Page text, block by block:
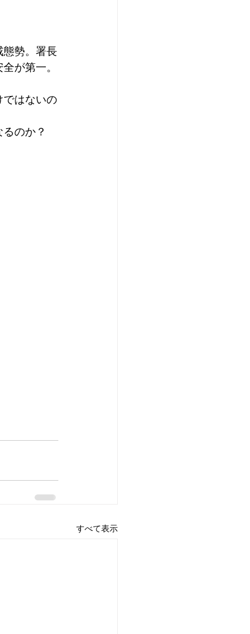
勢。署長
が第一。
はないの
のか？
すべて表示